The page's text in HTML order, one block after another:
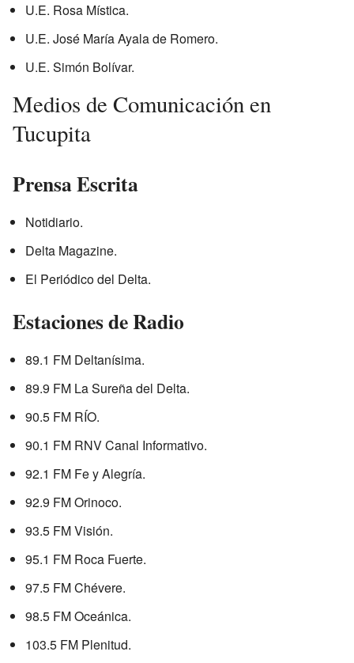
U.E. Rosa Mística.
U.E. José María Ayala de Romero.
U.E. Simón Bolívar.
Medios de Comunicación en
Tucupita
Prensa Escrita
Notidiario.
Delta Magazine.
El Periódico del Delta.
Estaciones de Radio
89.1 FM Deltanísima.
89.9 FM La Sureña del Delta.
90.5 FM RÍO.
90.1 FM RNV Canal Informativo.
92.1 FM Fe y Alegría.
92.9 FM Orinoco.
93.5 FM Visión.
95.1 FM Roca Fuerte.
97.5 FM Chévere.
98.5 FM Oceánica.
103.5 FM Plenitud.